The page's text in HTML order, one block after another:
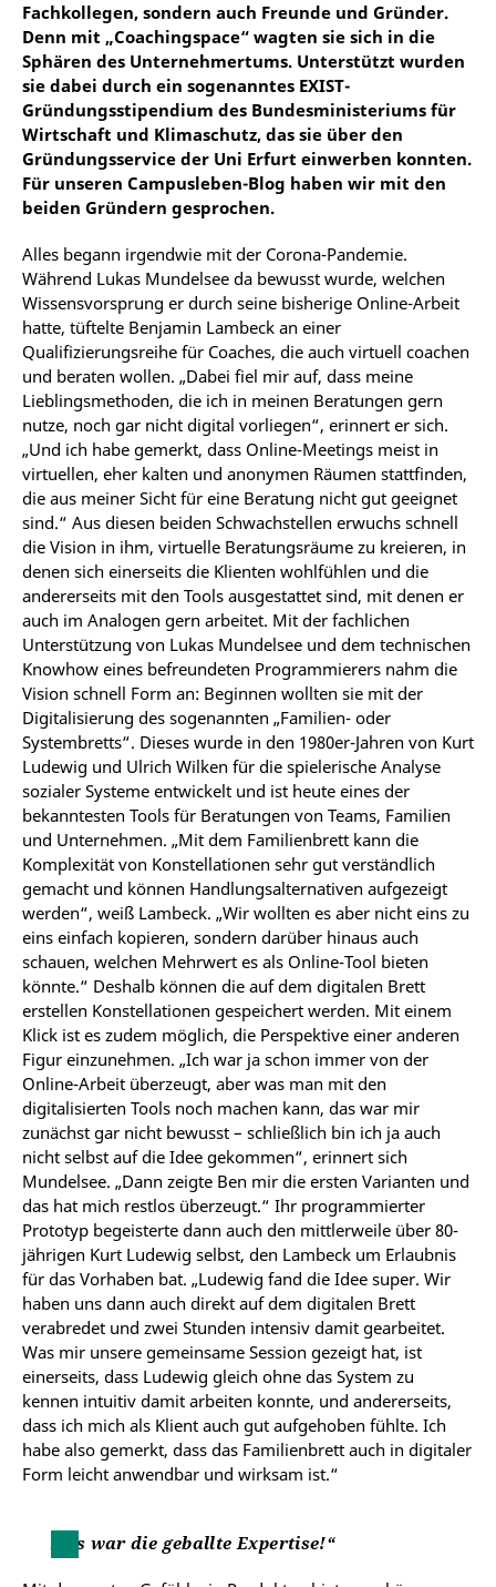
Fachkollegen, sondern auch Freunde und Gründer.
Denn mit „Coachingspace“ wagten sie sich in die
Sphären des Unternehmertums. Unterstützt wurden
sie dabei durch ein sogenanntes EXIST-
Gründungsstipendium des Bundesministeriums für
Wirtschaft und Klimaschutz, das sie über den
Gründungsservice der Uni Erfurt einwerben konnten.
Für unseren Campusleben-Blog haben wir mit den
beiden Gründern gesprochen.
Alles begann irgendwie mit der Corona-Pandemie.
Während Lukas Mundelsee da bewusst wurde, welchen
Wissensvorsprung er durch seine bisherige Online-Arbeit
hatte, tüftelte Benjamin Lambeck an einer
Qualifizierungsreihe für Coaches, die auch virtuell coachen
und beraten wollen. „Dabei fiel mir auf, dass meine
Lieblingsmethoden, die ich in meinen Beratungen gern
nutze, noch gar nicht digital vorliegen“, erinnert er sich.
„Und ich habe gemerkt, dass Online-Meetings meist in
virtuellen, eher kalten und anonymen Räumen stattfinden,
die aus meiner Sicht für eine Beratung nicht gut geeignet
sind.“ Aus diesen beiden Schwachstellen erwuchs schnell
die Vision in ihm, virtuelle Beratungsräume zu kreieren, in
denen sich einerseits die Klienten wohlfühlen und die
andererseits mit den Tools ausgestattet sind, mit denen er
auch im Analogen gern arbeitet. Mit der fachlichen
Unterstützung von Lukas Mundelsee und dem technischen
Knowhow eines befreundeten Programmierers nahm die
Vision schnell Form an: Beginnen wollten sie mit der
Digitalisierung des sogenannten „Familien- oder
Systembretts“. Dieses wurde in den 1980er-Jahren von Kurt
Ludewig und Ulrich Wilken für die spielerische Analyse
sozialer Systeme entwickelt und ist heute eines der
bekanntesten Tools für Beratungen von Teams, Familien
und Unternehmen. „Mit dem Familienbrett kann die
Komplexität von Konstellationen sehr gut verständlich
gemacht und können Handlungsalternativen aufgezeigt
werden“, weiß Lambeck. „Wir wollten es aber nicht eins zu
eins einfach kopieren, sondern darüber hinaus auch
schauen, welchen Mehrwert es als Online-Tool bieten
könnte.“ Deshalb können die auf dem digitalen Brett
erstellen Konstellationen gespeichert werden. Mit einem
Klick ist es zudem möglich, die Perspektive einer anderen
Figur einzunehmen. „Ich war ja schon immer von der
Online-Arbeit überzeugt, aber was man mit den
digitalisierten Tools noch machen kann, das war mir
zunächst gar nicht bewusst – schließlich bin ich ja auch
nicht selbst auf die Idee gekommen“, erinnert sich
Mundelsee. „Dann zeigte Ben mir die ersten Varianten und
das hat mich restlos überzeugt.“ Ihr programmierter
Prototyp begeisterte dann auch den mittlerweile über 80-
jährigen Kurt Ludewig selbst, den Lambeck um Erlaubnis
für das Vorhaben bat. „Ludewig fand die Idee super. Wir
haben uns dann auch direkt auf dem digitalen Brett
verabredet und zwei Stunden intensiv damit gearbeitet.
Was mir unsere gemeinsame Session gezeigt hat, ist
einerseits, dass Ludewig gleich ohne das System zu
kennen intuitiv damit arbeiten konnte, und andererseits,
dass ich mich als Klient auch gut aufgehoben fühlte. Ich
habe also gemerkt, dass das Familienbrett auch in digitaler
Form leicht anwendbar und wirksam ist.“
Das war die geballte Expertise!“